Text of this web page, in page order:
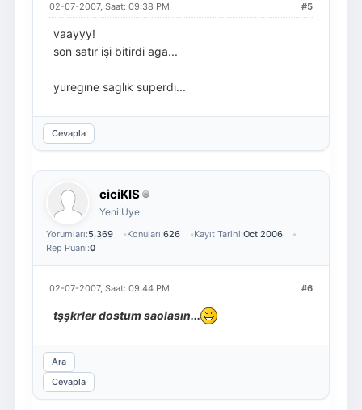
#5
02-07-2007, Saat: 09:38 PM
vaayyy!
son satır işi bitirdi aga...
yuregıne saglık superdı...
Cevapla
ciciKIS
Yeni Üye
Yorumları:5,369 Konuları:626 Kayıt Tarihi:Oct 2006
Rep Puanı:0
#6
02-07-2007, Saat: 09:44 PM
tşşkrler dostum saolasın...
Ara
Cevapla